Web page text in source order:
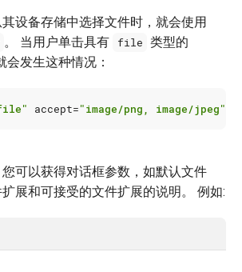
设备存储中选择文件时，就会使用
。 当用户单击具有 file 类型的
会发生这种情况：
accept="image/png, image/jpeg"
可以获得对话框参数，如默认文件
展和可接受的文件扩展的说明。 例如: